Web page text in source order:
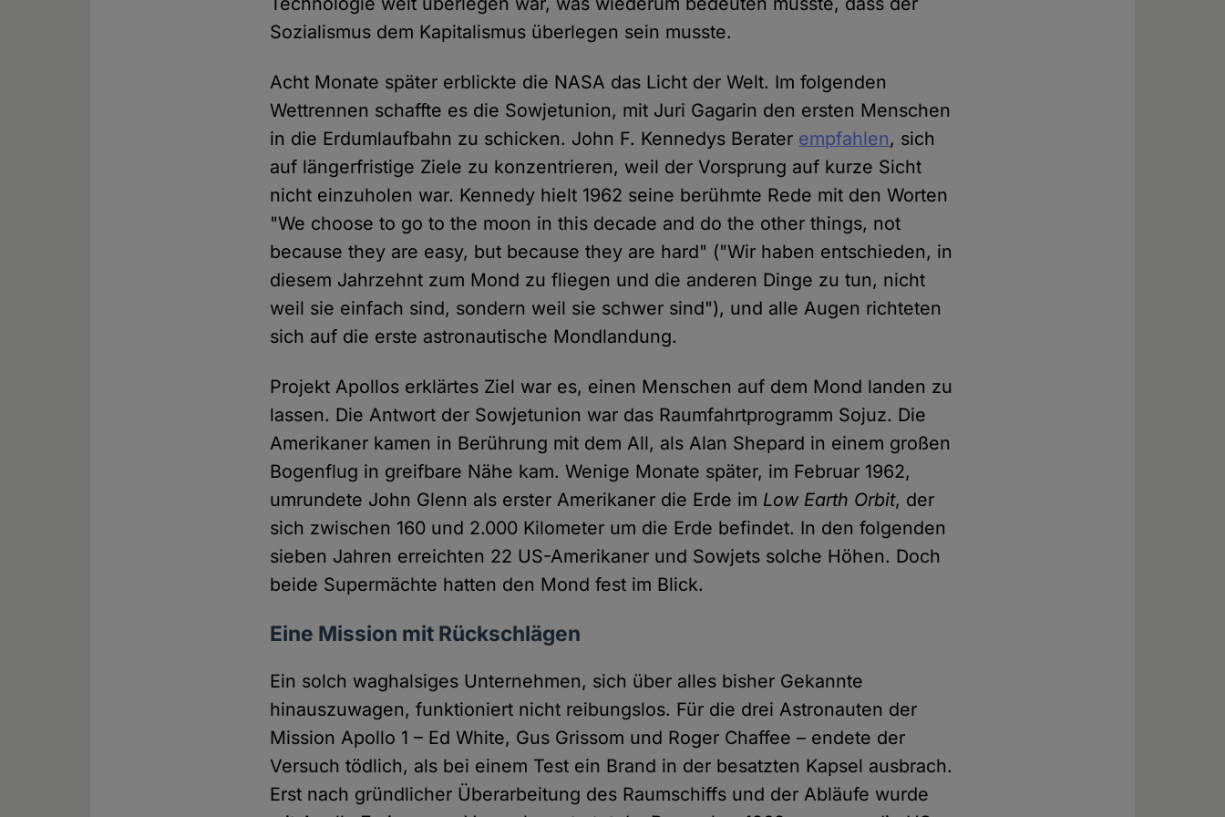
Sozialismus dem Kapitalismus überlegen sein musste.
Acht Monate später erblickte die NASA das Licht der Welt. Im folgenden
Wettrennen schaffte es die Sowjetunion, mit Juri Gagarin den ersten Menschen
in die Erdumlaufbahn zu schicken. John F. Kennedys Berater empfahlen, sich
auf längerfristige Ziele zu konzentrieren, weil der Vorsprung auf kurze Sicht
nicht einzuholen war. Kennedy hielt 1962 seine berühmte Rede mit den Worten
"We choose to go to the moon in this decade and do the other things, not
because they are easy, but because they are hard" ("Wir haben entschieden, in
diesem Jahrzehnt zum Mond zu fliegen und die anderen Dinge zu tun, nicht
weil sie einfach sind, sondern weil sie schwer sind"), und alle Augen richteten
sich auf die erste astronautische Mondlandung.
Projekt Apollos erklärtes Ziel war es, einen Menschen auf dem Mond landen zu
lassen. Die Antwort der Sowjetunion war das Raumfahrtprogramm Sojuz. Die
Amerikaner kamen in Berührung mit dem All, als Alan Shepard in einem großen
Bogenflug in greifbare Nähe kam. Wenige Monate später, im Februar 1962,
umrundete John Glenn als erster Amerikaner die Erde im Low Earth Orbit, der
sich zwischen 160 und 2.000 Kilometer um die Erde befindet. In den folgenden
sieben Jahren erreichten 22 US-Amerikaner und Sowjets solche Höhen. Doch
beide Supermächte hatten den Mond fest im Blick.
Eine Mission mit Rückschlägen
Ein solch waghalsiges Unternehmen, sich über alles bisher Gekannte
hinauszuwagen, funktioniert nicht reibungslos. Für die drei Astronauten der
Mission Apollo 1 – Ed White, Gus Grissom und Roger Chaffee – endete der
Versuch tödlich, als bei einem Test ein Brand in der besatzten Kapsel ausbrach.
Erst nach gründlicher Überarbeitung des Raumschiffs und der Abläufe wurde